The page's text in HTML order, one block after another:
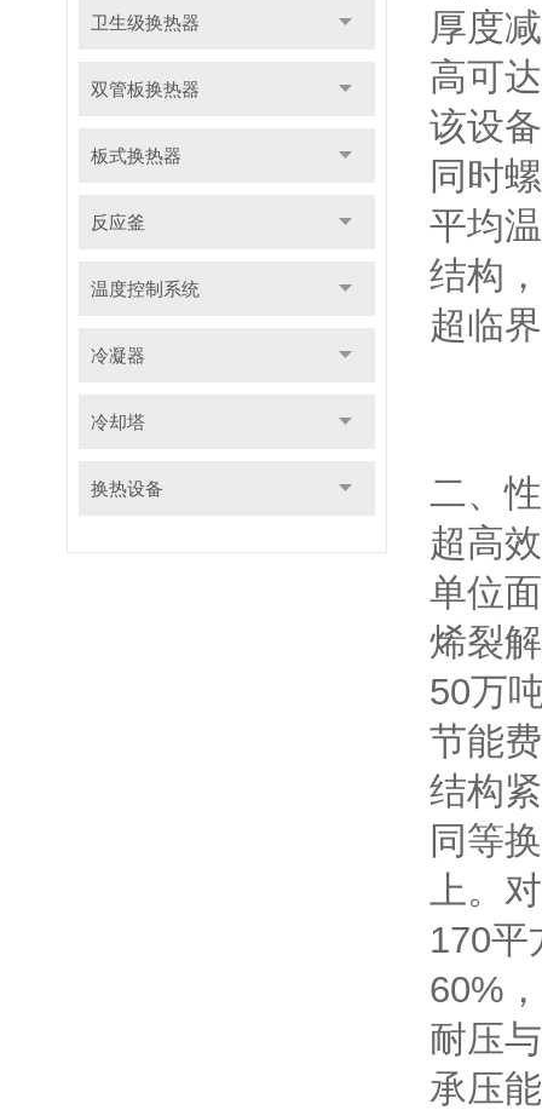
卫生级换热器
双管板换热器
板式换热器
反应釜
温度控制系统
冷凝器
冷却塔
换热设备
厚度
高可
该设
同时
平均
结构
超临
二、
超高
单位
烯裂
50万
节能
结构
同等
上。
170平
60%
耐压
承压